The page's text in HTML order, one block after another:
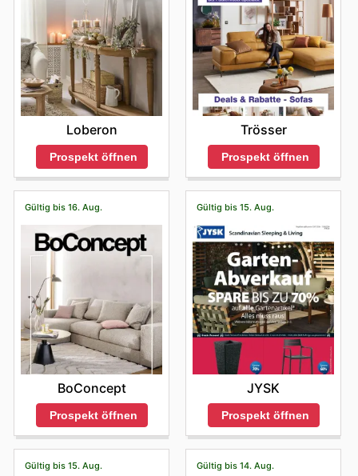
Loberon
Prospekt öffnen
Trösser
Prospekt öffnen
Gültig bis 16. Aug.
BoConcept
Prospekt öffnen
Gültig bis 15. Aug.
JYSK
Prospekt öffnen
Gültig bis 15. Aug. Gültig bis 14. Aug.